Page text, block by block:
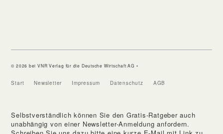
© 2026 bei VNR Verlag für die Deutsche Wirtschaft AG •
Start Newsletter Impressum Datenschutz AGB
Selbstverständlich können Sie den Gratis-Ratgeber auch
unabhängig von einer Newsletter-Anmeldung anfordern.